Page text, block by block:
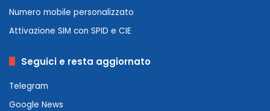
Numero mobile personalizzato
Attivazione SIM con SPID e CIE
Seguici e resta aggiornato
Telegram
Google News